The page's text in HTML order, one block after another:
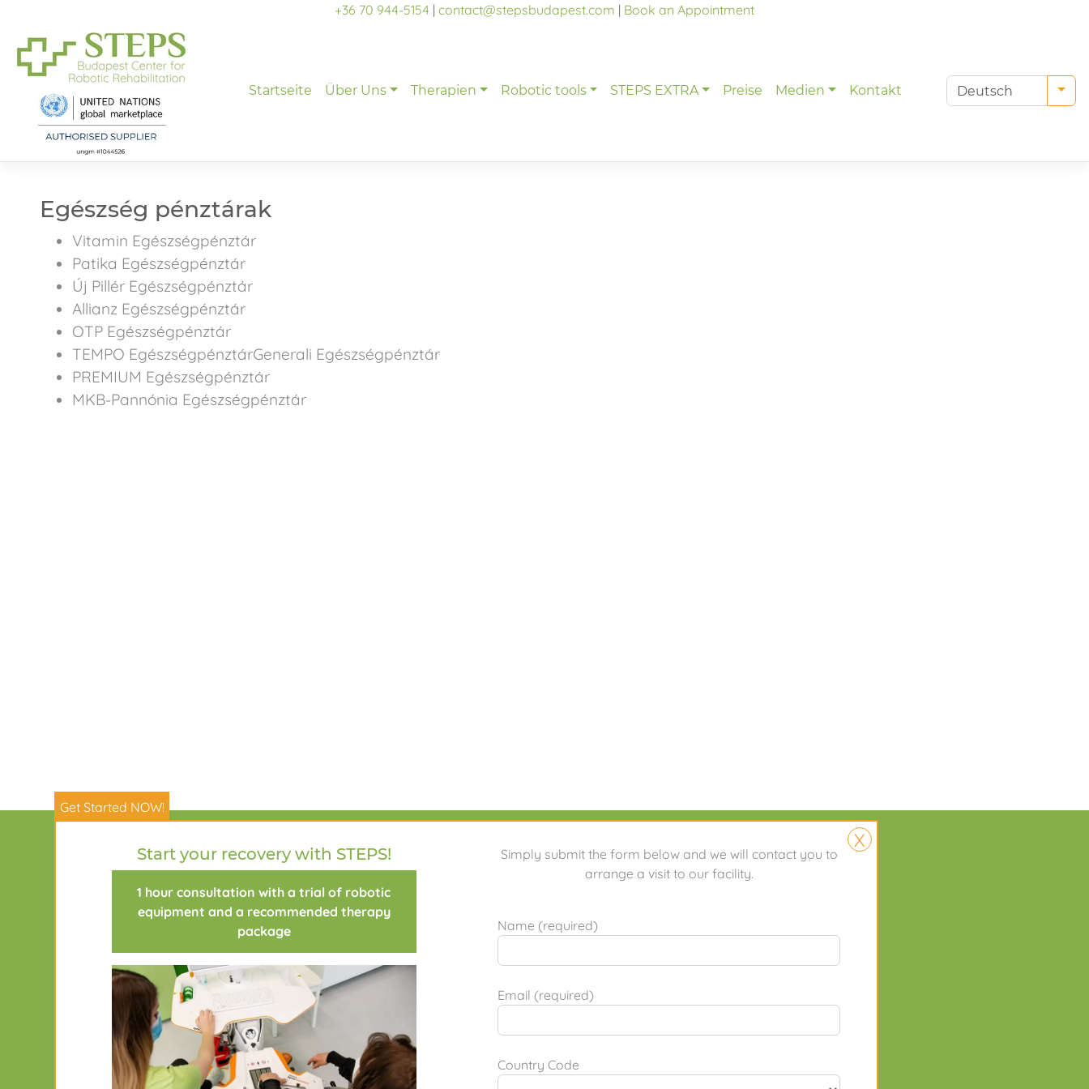
content
+36 70 944-5154 | contact@stepsbudapest.com | Book an Appointment
Startseite Über Uns Therapien Robotic tools STEPS EXTRA Preise Medien Kontakt
Egészség pénztárak
Vitamin Egészségpénztár
Patika Egészségpénztár
Új Pillér Egészségpénztár
Allianz Egészségpénztár
OTP Egészségpénztár
TEMPO EgészségpénztárGenerali Egészségpénztár
PREMIUM Egészségpénztár
MKB-Pannónia Egészségpénztár
Kontakt
Terms
Proud Partners
We're an Access4you! location!
You can find reliable information about
the Access4you database.
Click here for details:STEPS Budapest név adatlap
Get Started NOW!
X
Start your recovery with STEPS!
1 hour consultation with a trial of robotic
equipment and a recommended therapy
package
Simply submit the form below and we will contact you to
arrange a visit to our facility.
Name (required)
Email (required)
Country Code